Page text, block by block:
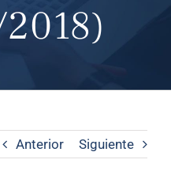
Anterior Siguiente